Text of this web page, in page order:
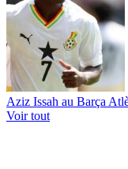
Aziz Issah au Barça
Voir tout